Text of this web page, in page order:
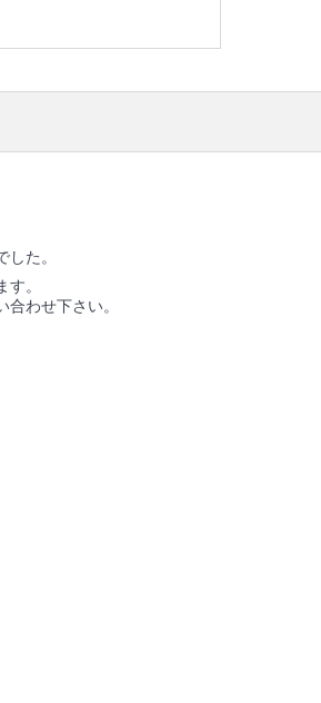
しり（手作業）の作業範
た。
。
合わせ下さい。